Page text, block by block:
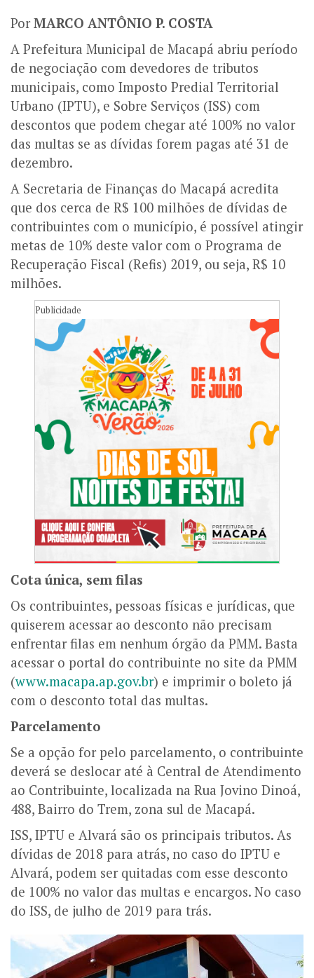
PorMARCO ANTÔNIO P. COSTA
A Prefeitura Municipal de Macapá abriu período
de negociação com devedores de tributos
municipais, como Imposto Predial Territorial
Urbano (IPTU), e Sobre Serviços (ISS) com
descontos que podem chegar até 100% no valor
das multas se as dívidas forem pagas até 31 de
dezembro.
A Secretaria de Finanças do Macapá acredita
que dos cerca de R$ 100 milhões de dívidas de
contribuintes com o município, é possível atingir
metas de 10% deste valor com o Programa de
Recuperação Fiscal (Refis) 2019, ou seja, R$ 10
milhões.
Publicidade
Cota única, sem filas
Os contribuintes, pessoas físicas e jurídicas, que
quiserem acessar ao desconto não precisam
enfrentar filas em nenhum órgão da PMM. Basta
acessar o portal do contribuinte no site da PMM
(www.macapa.ap.gov.br) e imprimir o boleto já
com o desconto total das multas.
Parcelamento
Se a opção for pelo parcelamento, o contribuinte
deverá se deslocar até à Central de Atendimento
ao Contribuinte, localizada na Rua Jovino Dinoá,
488, Bairro do Trem, zona sul de Macapá.
ISS, IPTU e Alvará são os principais tributos. As
dívidas de 2018 para atrás, no caso do IPTU e
Alvará, podem ser quitadas com esse desconto
de 100% no valor das multas e encargos. No caso
do ISS, de julho de 2019 para trás.